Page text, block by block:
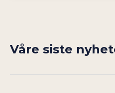
Våre siste